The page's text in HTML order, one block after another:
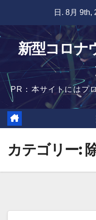
content
日. 8月 9th,
新型コロナ
PR：本サイトにはプ
カテゴリー: